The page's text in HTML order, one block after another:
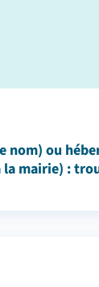
nom) ou
mairie) :